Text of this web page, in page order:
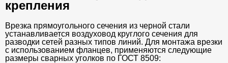
крепления
Врезка прямоугольного сечения из черной стали
устанавливается воздуховод круглого сечения для
разводки сетей разных типов линий. Для монтажа врезки
с использованием фланцев, применяются следующие
размеры сварных уголков по ГОСТ 8509: